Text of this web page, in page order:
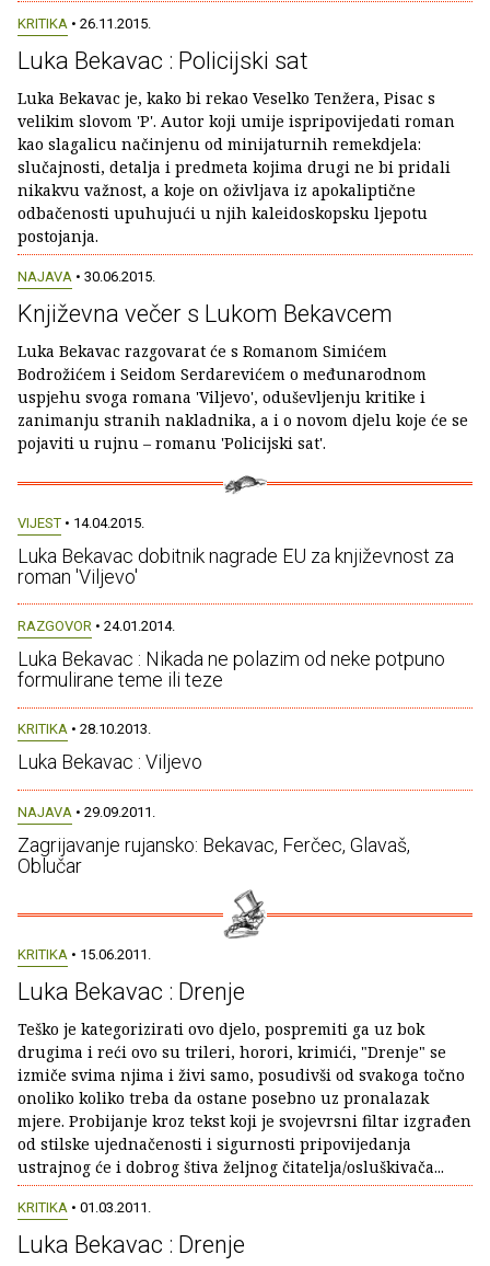
KRITIKA • 26.11.2015.
Luka Bekavac : Policijski sat
Luka Bekavac je, kako bi rekao Veselko Tenžera, Pisac s
velikim slovom 'P'. Autor koji umije ispripovijedati roman
kao slagalicu načinjenu od minijaturnih remekdjela:
slučajnosti, detalja i predmeta kojima drugi ne bi pridali
nikakvu važnost, a koje on oživljava iz apokaliptične
odbačenosti upuhujući u njih kaleidoskopsku ljepotu
postojanja.
NAJAVA • 30.06.2015.
Književna večer s Lukom Bekavcem
Luka Bekavac razgovarat će s Romanom Simićem
Bodrožićem i Seidom Serdarevićem o međunarodnom
uspjehu svoga romana 'Viljevo', oduševljenju kritike i
zanimanju stranih nakladnika, a i o novom djelu koje će se
pojaviti u rujnu – romanu 'Policijski sat'.
VIJEST • 14.04.2015.
Luka Bekavac dobitnik nagrade EU za književnost za
roman 'Viljevo'
RAZGOVOR • 24.01.2014.
Luka Bekavac : Nikada ne polazim od neke potpuno
formulirane teme ili teze
KRITIKA • 28.10.2013.
Luka Bekavac : Viljevo
NAJAVA • 29.09.2011.
Zagrijavanje rujansko: Bekavac, Ferčec, Glavaš,
Oblučar
KRITIKA • 15.06.2011.
Luka Bekavac : Drenje
Teško je kategorizirati ovo djelo, pospremiti ga uz bok
drugima i reći ovo su trileri, horori, krimići, "Drenje" se
izmiče svima njima i živi samo, posudivši od svakoga točno
onoliko koliko treba da ostane posebno uz pronalazak
mjere. Probijanje kroz tekst koji je svojevrsni filtar izgrađen
od stilske ujednačenosti i sigurnosti pripovijedanja
ustrajnog će i dobrog štiva željnog čitatelja/osluškivača...
KRITIKA • 01.03.2011.
Luka Bekavac : Drenje